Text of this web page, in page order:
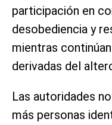
participación en
desobediencia y
mientras
derivadas del
Las autoridades
más personas